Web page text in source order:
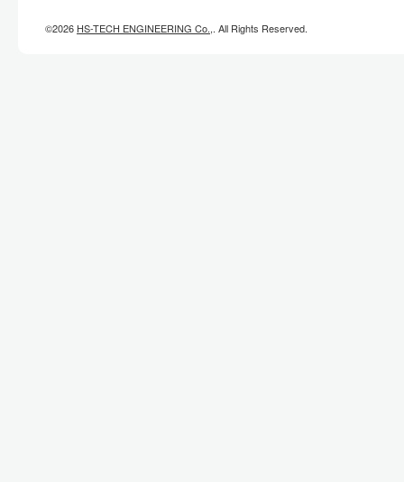
©2026 HS-TECH ENGINEERING Co.,. All Rights Reserved.